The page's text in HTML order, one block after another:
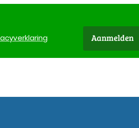
verklaring Aanmelden